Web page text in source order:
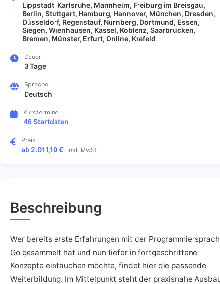
Lippstadt, Karlsruhe, Mannheim, Freiburg im Breisgau,
Berlin, Stuttgart, Hamburg, Hannover, München, Dresden,
Düsseldorf, Regenstauf, Nürnberg, Dortmund, Essen,
Siegen, Wienhausen, Kassel, Koblenz, Saarbrücken,
Bremen, Münster, Erfurt, Online, Krefeld
Dauer
3 Tage
Sprache
Deutsch
Kurstermine
46 Startdaten
Preis
ab 2.011,10 € inkl. MwSt.
Beschreibung
Wer bereits erste Erfahrungen mit der
Go gesammelt hat und nun tiefer in fortgeschrittene
Konzepte eintauchen möchte, findet hier die passende
Weiterbildung. Im Mittelpunkt steht der praxisnahe